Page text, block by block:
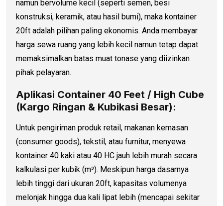
namun bervolume kecil (seperti semen, besi
konstruksi, keramik, atau hasil bumi), maka kontainer
20ft adalah pilihan paling ekonomis. Anda membayar
harga sewa ruang yang lebih kecil namun tetap dapat
memaksimalkan batas muat tonase yang diizinkan
pihak pelayaran.
Aplikasi Container 40 Feet / High Cube
(Kargo Ringan & Kubikasi Besar):
Untuk pengiriman produk retail, makanan kemasan
(consumer goods), tekstil, atau furnitur, menyewa
kontainer 40 kaki atau 40 HC jauh lebih murah secara
kalkulasi per kubik (m³). Meskipun harga dasarnya
lebih tinggi dari ukuran 20ft, kapasitas volumenya
melonjak hingga dua kali lipat lebih (mencapai sekitar